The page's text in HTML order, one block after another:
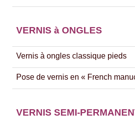
VERNIS à ONGLES
Vernis à ongles classique pieds
Pose de vernis en « French
VERNIS SEMI-